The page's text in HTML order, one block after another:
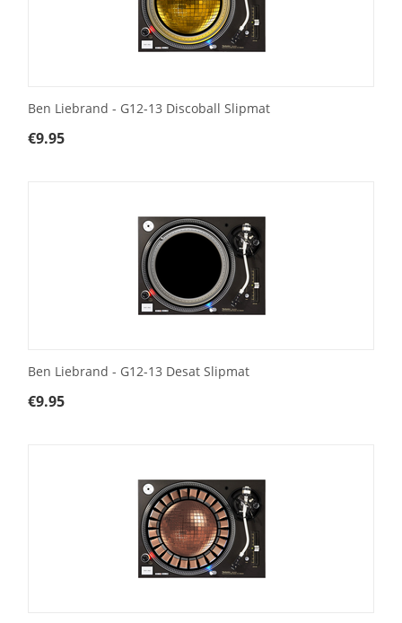
Ben Liebrand - G12-13 Discoball Slipmat
€9.95
Ben Liebrand - G12-13 Desat Slipmat
€9.95